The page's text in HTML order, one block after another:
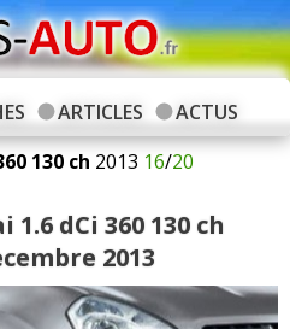
ARTICLES
ACTUS
130 ch 2013 16/20
dCi 360 130 ch
2013